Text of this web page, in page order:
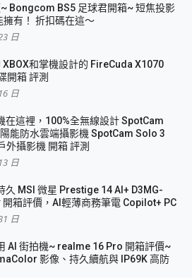
~ Bongcom BS5 足球君開箱~ 短焦投影
擁有！ 折扣碼在這～
日
XBOX和掌機設計的 FireCuda X1070
開箱 評測
日
在這裡，100%全無線設計 SpotCam
能防水雲端攝影機 SpotCam Solo 3
外攝影機 開箱 評測
日
久 MSI 微星 Prestige 14 AI+ D3MG-
開箱評價，AI輕薄商務筆電 Copilot+ PC
日
AI 街拍機~ realme 16 Pro 開箱評價~
影像、持久續航與 IP69K 高防